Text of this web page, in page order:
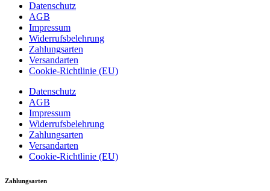
Datenschutz
AGB
Impressum
Widerrufsbelehrung
Zahlungsarten
Versandarten
Cookie-Richtlinie (EU)
Datenschutz
AGB
Impressum
Widerrufsbelehrung
Zahlungsarten
Versandarten
Cookie-Richtlinie (EU)
Zahlungsarten